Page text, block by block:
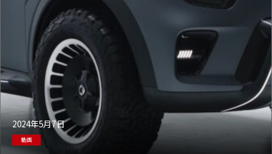
2024年5月7日
動画